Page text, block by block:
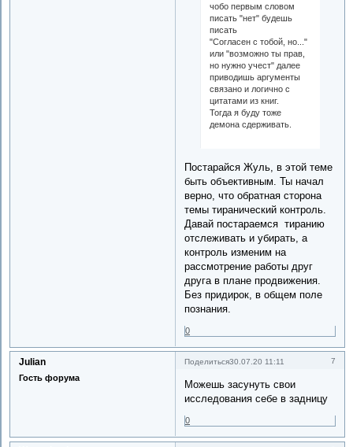
чобо первым словом
писать "нет" будешь
писать
"Согласен с тобой, но..."
или "возможно ты прав,
но нужно учест" далее
приводишь аргументы
связано и логично с
цитатами из книг.
Тогда я буду тоже
демона сдерживать.
Постарайся Жуль, в этой теме
быть объективным. Ты начал
верно, что обратная сторона
темы тиранический контроль.
Давай постараемся тиранию
отслеживать и убирать, а
контроль изменим на
рассмотрение работы друг
друга в плане продвижения.
Без придирок, в общем поле
познания.
0
Поделиться 7
30.07.20 11:11
Julian
Гость форума
Можешь засунуть свои
исследования себе в задницу
0